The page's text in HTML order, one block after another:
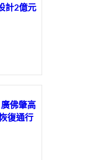
計2億元
佛肇高
復通行